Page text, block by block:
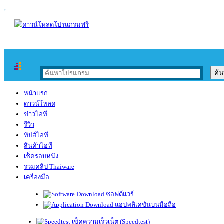
หน้าแรก
ดาวน์โหลด
ข่าวไอที
รีวิว
ทิปส์ไอที
สินค้าไอที
เช็ครอบหนัง
รวมคลิป Thaiware
เครื่องมือ
ซอฟต์แวร์
แอปพลิเคชันบนมือถือ
เช็คความเร็วเน็ต (Speedtest)